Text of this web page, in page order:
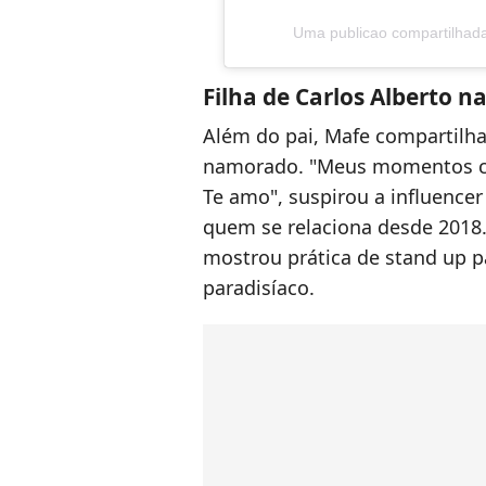
Uma publicao
Filha de Carlos Alberto
Além do pai, Mafe
namorado. "Meus momentos
Te amo", suspirou a
quem se relaciona desde
mostrou prática de stand up
paradisíaco.